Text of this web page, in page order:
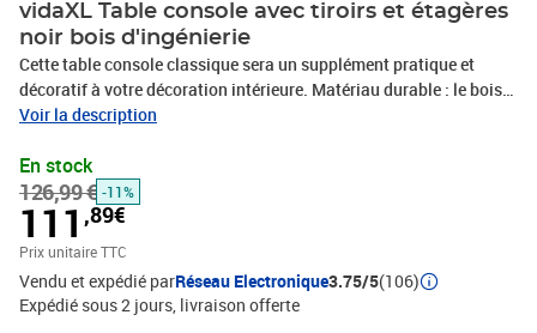
vidaXL Table console avec tiroirs et étagères
noir bois d'ingénierie
Cette table console classique sera un supplément pratique et
décoratif à votre décoration intérieure. Matériau durable : le bois
d'ingénierie est d'une qualité exceptionnelle avec une surface lisse
l'humidité.Cadre robuste : le bout de canapé est construit avec un
cadre en acier robuste. L'acier est un matériau exceptionnellement
dur et solide. Il offre robustesse et stabilité. Grand espace de
rangement : cette table d'entrée pratique dispose de 2 tiroirs et de
2 étagères inférieures, offrant suffisamment d'espace pour ranger
vos livres, plantes, boîtes de rangement, décorations, etc.Fonction
d'affichage : vous pouvez également placer vos photos,
Voir la description
En stock
126,99 € -11%
111 ,89€
Prix unitaire TTC
Vendu et expédié parRéseau Electronique3.75/5(106)
Expédié sous 2 jours livraison offerte